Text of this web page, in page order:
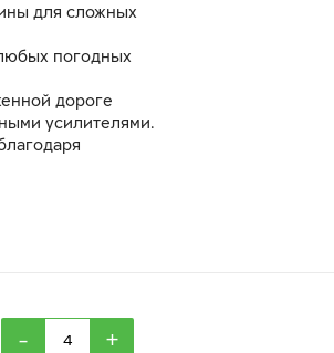
для сложных
погодных
дороге
усилителями.
счет плотной
шине Ikon
- +